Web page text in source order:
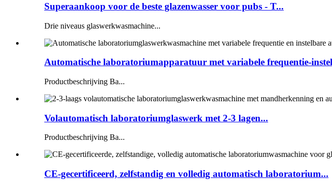
Superaankoop voor de beste glazenwasser voor pubs - T...
Drie niveaus glaswerkwasmachine...
Automatische laboratoriumapparatuur met variabele frequentie-
Productbeschrijving Ba...
Volautomatisch laboratoriumglaswerk met 2-3 lagen...
Productbeschrijving Ba...
CE-gecertificeerd, zelfstandig en volledig automatisch laboratorium...